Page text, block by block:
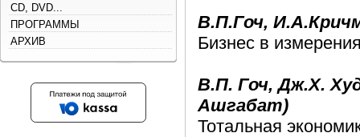
CD, DVD...
ПРОГРАММЫ
АРХИВ
B.П.Гоч,
Бизнес в
В.П. Гоч, Дж.Х.
Ашгабат)
Тотальная